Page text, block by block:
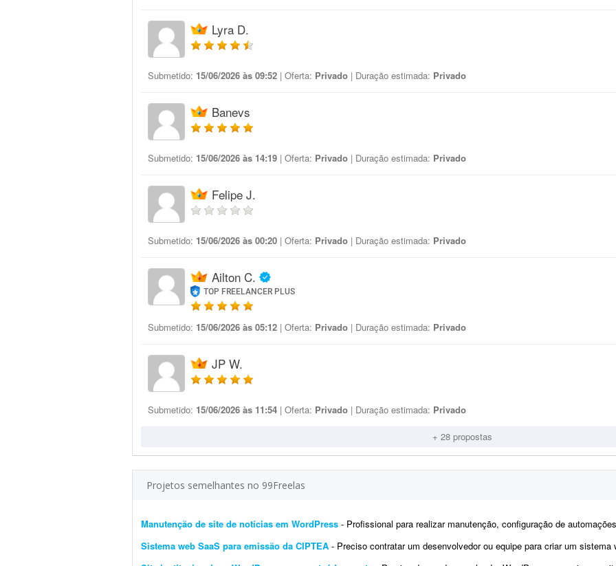
Lyra D.
Submetido: 15/06/2026 às 09:52 | Oferta: Privado | Duração estimada: Privado
Banevs
Submetido: 15/06/2026 às 14:19 | Oferta: Privado | Duração estimada: Privado
Felipe J.
Submetido: 15/06/2026 às 00:20 | Oferta: Privado | Duração estimada: Privado
Ailton C.
TOP FREELANCER PLUS
Submetido: 15/06/2026 às 05:12 | Oferta: Privado | Duração estimada: Privado
JP W.
Submetido: 15/06/2026 às 11:54 | Oferta: Privado | Duração estimada: Privado
+ 28 propostas
Projetos semelhantes no 99Freelas
Manutenção de site de notícias em WordPress - Profissional para realizar manutenção, configuração de automações, melhoria visual e
Sistema web SaaS para emissão da CIPTEA - Preciso contratar um desenvolvedor ou equipe para criar um sistema web (SaaS multi-tenant) voltado para a